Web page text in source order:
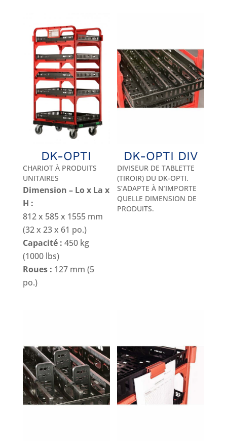
DK-OPTI
CHARIOT À PRODUITS
UNITAIRES
Dimension – Lo x La x
H :
812 x 585 x 1555 mm
(32 x 23 x 61 po.)
Capacité : 450 kg
(1000 lbs)
Roues : 127 mm (5
po.)
DK-OPTI DIV
DIVISEUR DE TABLETTE
(TIROIR) DU DK-OPTI.
S’ADAPTE À N’IMPORTE
QUELLE DIMENSION DE
PRODUITS.